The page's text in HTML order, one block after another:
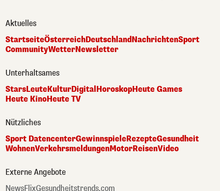
Aktuelles
StartseiteÖsterreichDeutschlandNachrichtenSport
CommunityWetterNewsletter
Unterhaltsames
StarsLeuteKulturDigitalHoroskopHeute Games
Heute KinoHeute TV
Nützliches
Sport DatencenterGewinnspieleRezepteGesundheit
WohnenVerkehrsmeldungenMotorReisenVideo
Externe Angebote
NewsFlixGesundheitstrends.com